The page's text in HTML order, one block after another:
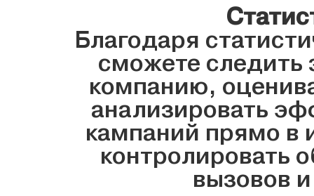
Благодаря
сможете следить
компанию,
анализировать
кампаний прямо в
контролировать
вызовов